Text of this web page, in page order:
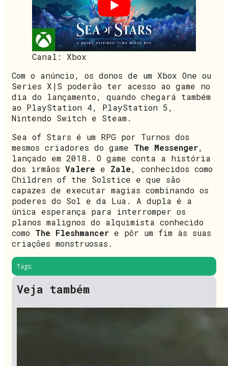
Canal: Xbox
Com o anúncio, os donos de um Xbox One ou
Series X|S poderão ter acesso ao game no
dia do lançamento, quando chegará também
ao PlayStation 4, PlayStation 5,
Nintendo Switch e Steam.
Sea of Stars é um RPG por Turnos dos
mesmos criadores do game The Messenger,
lançado em 2018. O game conta a história
dos irmãos Valere e Zale, conhecidos como
Children of the Solstice e que são
capazes de executar magias combinando os
poderes do Sol e da Lua. A dupla é a
única esperança para interromper os
planos malignos do alquimista conhecido
como The Fleshmancer e pôr um fim às suas
criações monstruosas.
Tags:
Veja também